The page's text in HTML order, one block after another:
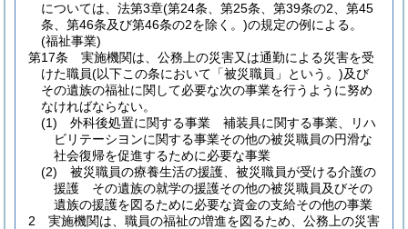
については、法第3章(第24条、第25条、第39条の2、第45
条、第46条及び第46条の2を除く。)の規定の例による。
(福祉事業)
第17条
実施機関は、公務上の災害又は通勤による災害を受
けた職員(以下この条において「被災職員」という。)及び
その遺族の福祉に関して必要な次の事業を行うように努め
なければならない。
(1)
外科後処置に関する事業 補装具に関する事業、リハ
ビリテーシヨンに関する事業その他の被災職員の円滑な
社会復帰を促進するために必要な事業
(2)
被災職員の療養生活の援護、被災職員が受ける介護の
援護 その遺族の就学の援護その他の被災職員及びその
遺族の援護を図るために必要な資金の支給その他の事業
2
実施機関は、職員の福祉の増進を図るため、公務上の災害